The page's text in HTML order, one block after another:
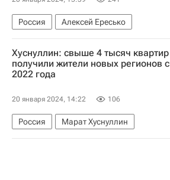
Россия
Алексей Ересько
Хуснуллин: свыше 4 тысяч квартир
получили жители новых регионов с
2022 года
20 января 2024, 14:22 106
Россия Марат Хуснуллин